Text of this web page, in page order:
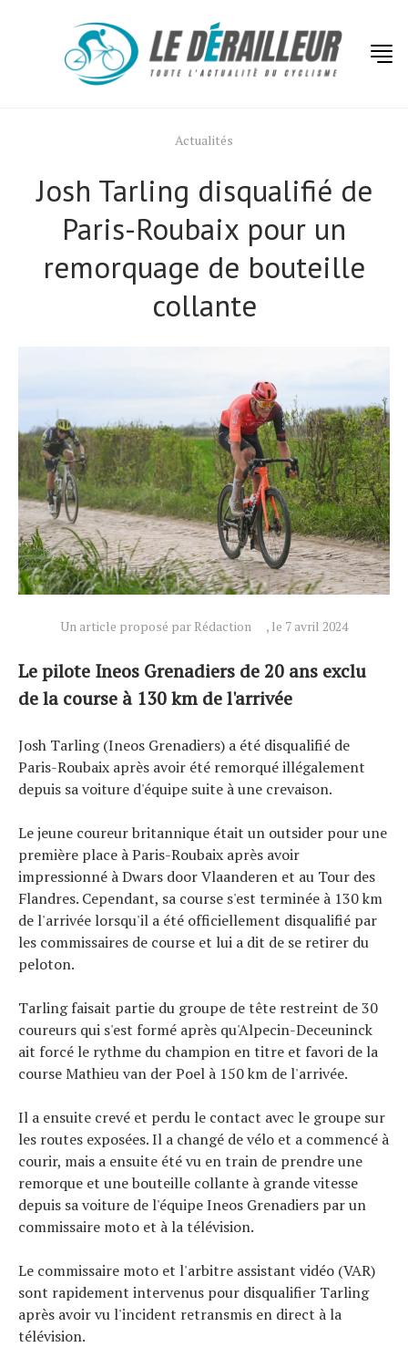
Actualités
Josh Tarling disqualifié de
Paris-Roubaix pour un
remorquage de bouteille
collante
Un article proposé par Rédaction , le 7 avril 2024
Le pilote Ineos Grenadiers de 20 ans exclu
de la course à 130 km de l'arrivée
Josh Tarling (Ineos Grenadiers) a été disqualifié de
Paris-Roubaix après avoir été remorqué illégalement
depuis sa voiture d'équipe suite à une crevaison.
Le jeune coureur britannique était un outsider pour une
première place à Paris-Roubaix après avoir
impressionné à Dwars door Vlaanderen et au Tour des
Flandres. Cependant, sa course s'est terminée à 130 km
de l'arrivée lorsqu'il a été officiellement disqualifié par
les commissaires de course et lui a dit de se retirer du
peloton.
Tarling faisait partie du groupe de tête restreint de 30
coureurs qui s'est formé après qu'Alpecin-Deceuninck
ait forcé le rythme du champion en titre et favori de la
course Mathieu van der Poel à 150 km de l'arrivée.
Il a ensuite crevé et perdu le contact avec le groupe sur
les routes exposées. Il a changé de vélo et a commencé à
courir, mais a ensuite été vu en train de prendre une
remorque et une bouteille collante à grande vitesse
depuis sa voiture de l'équipe Ineos Grenadiers par un
commissaire moto et à la télévision.
Le commissaire moto et l'arbitre assistant vidéo (VAR)
sont rapidement intervenus pour disqualifier Tarling
après avoir vu l'incident retransmis en direct à la
télévision.
Actualités
Technologies
Tests de produits
Conseils
Tendances
Tous nos articles